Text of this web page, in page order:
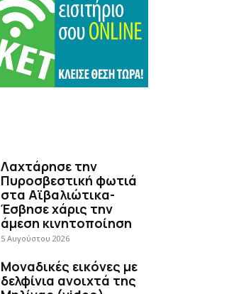
Λαχτάρησε την
Πυροσβεστική φωτιά
στα Αϊβαλιώτικα-
Έσβησε χάρις την
άμεση κινητοποίηση
5 Αυγούστου 2026
Μοναδικές εικόνες με
δελφίνια ανοιχτά της